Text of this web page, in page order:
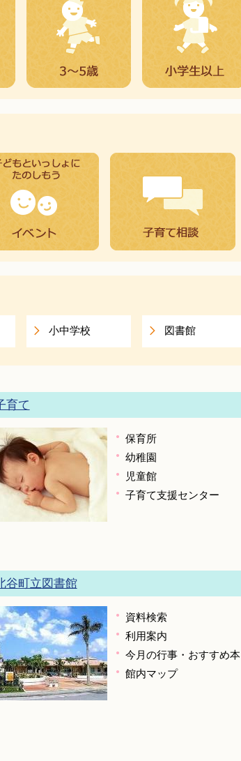
小中学校 図書館
育て
保育所
幼稚園
児童館
子育て支援センター
谷町立図書館
資料検索
利用案内
今月の行事・おすすめ本
館内マップ